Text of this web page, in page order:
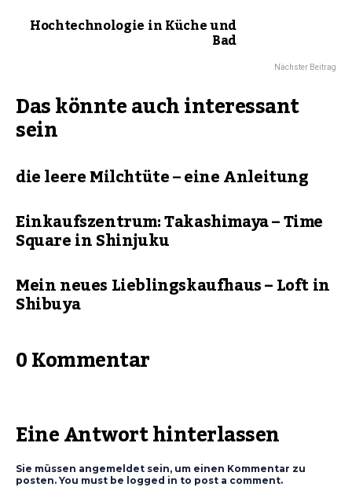
Hochtechnologie in Küche und
Bad
Nächster Beitrag
Das könnte auch interessant
sein
die leere Milchtüte – eine Anleitung
Einkaufszentrum: Takashimaya – Time
Square in Shinjuku
Mein neues Lieblingskaufhaus – Loft in
Shibuya
0 Kommentar
Eine Antwort hinterlassen
Sie müssen angemeldet sein, um einen Kommentar zu
posten. You must be logged in to post a comment.